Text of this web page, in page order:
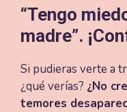
“Tengo
madre”.
Si pudieras verte a
¿qué verías? ¿No
temores